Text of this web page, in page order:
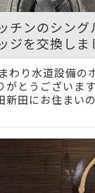
チンのシング
ジを交換しま
わり水道設備の
がとうございま
新田にお住まい